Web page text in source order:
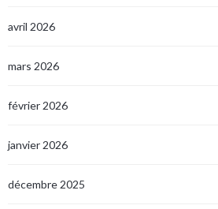
avril 2026
mars 2026
février 2026
janvier 2026
décembre 2025